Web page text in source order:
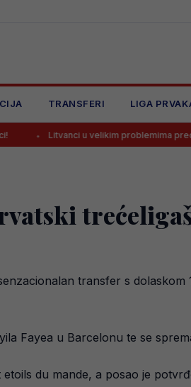
TRANSFERI LIGA
u velikim problemima pred duel protiv
transfer s
Fayea u Barcelonu te se
du mande, a posao je